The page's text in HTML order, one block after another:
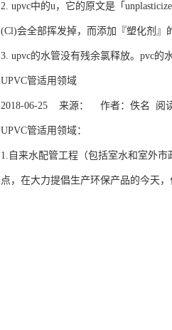
2. upvc中的u，它的原文是「
(Cl)会全部挥发掉，而添加『塑化剂』
3. upvc的水管没有残余氯释放。pvc的
UPVC管适用领域
2018-06-25 来源： 作者：佚名 阅
UPVC管适用领域：
1.自来水配管工程（包括室水和室外
点，在大力提倡生产环保产品的今天